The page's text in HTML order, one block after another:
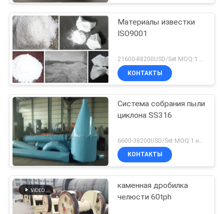
Материалы известки
ISO9001
КОНТАКТЫ
Система собрания пыли
циклона SS316
КОНТАКТЫ
каменная дробилка
челюсти 60tph